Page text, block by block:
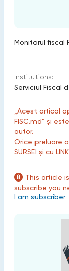
Monitorul fiscal
Institutions:
Serviciul Fiscal
„Acest articol
FISC.md” și
autor.
Orice preluare
SURSEI și cu
This article
subscribe you
I am subscriber